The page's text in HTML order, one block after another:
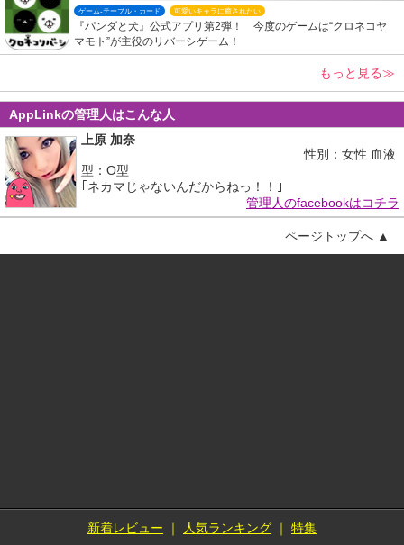
ゲーム-テーブル・カード 可愛いキャラに癒されたい
『パンダと犬』公式アプリ第2弾！ 今度のゲームは“クロネコヤ
マモト”が主役のリバーシゲーム！
もっと見る≫
AppLinkの管理人はこんな人
上原 加奈
性別：女性 血液
型：O型
｢ネカマじゃないんだからねっ！！｣
管理人のfacebookはコチラ
ページトップへ ▲
新着レビュー ｜ 人気ランキング ｜ 特集